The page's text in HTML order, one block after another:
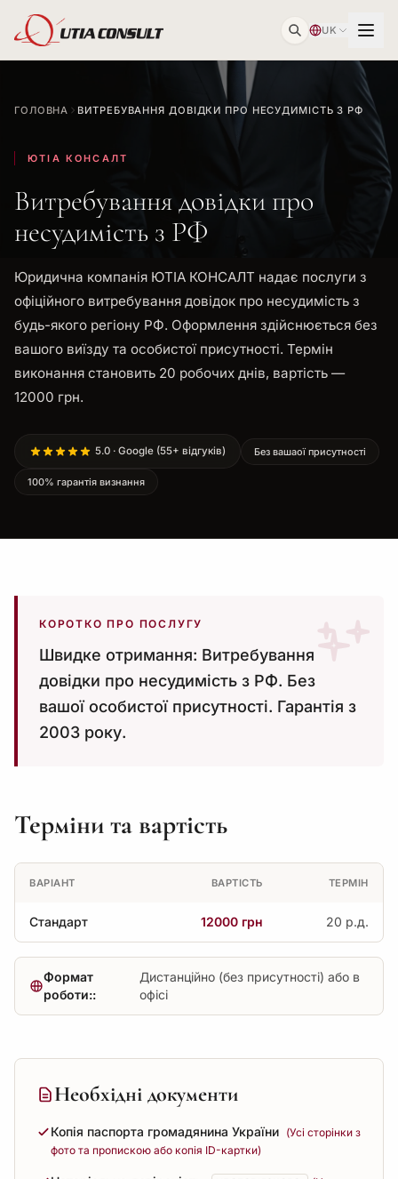
UK
ГОЛОВНА ВИТРЕБУВАННЯ ДОВІДКИ ПРО НЕСУДИМІСТЬ З РФ
ЮТІА КОНСАЛТ
Витребування довідки про
несудимість з РФ
Юридична компанія ЮТІА КОНСАЛТ надає послуги з
офіційного витребування довідок про несудимість з
будь-якого регіону РФ. Оформлення здійснюється без
вашого виїзду та особистої присутності. Термін
виконання становить 20 робочих днів, вартість —
12000 грн.
5.0 · Google (55+ відгуків) Без вашаої присутності
100% гарантія визнання
КОРОТКО ПРО ПОСЛУГУ
Швидке отримання: Витребування
довідки про несудимість з РФ. Без
вашої особистої присутності. Гарантія з
2003 року.
Терміни та вартість
ВАРІАНТ ВАРТІСТЬ ТЕРМІН
Стандарт 12000 грн 20 р.д.
Формат
роботи::
Дистанційно (без присутності) або в
офісі
Необхідні документи
Копія паспорта громадянина України (Усі сторінки з
фото та пропискою або копія ID-картки)